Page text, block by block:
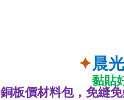
✦晨
黏貼
銅板價材料包，免縫